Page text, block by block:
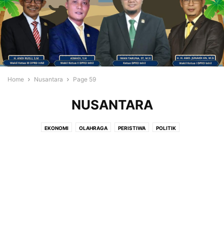
Home Nusantara Page 59
NUSANTARA
EKONOMI OLAHRAGA PERISTIWA POLITIK